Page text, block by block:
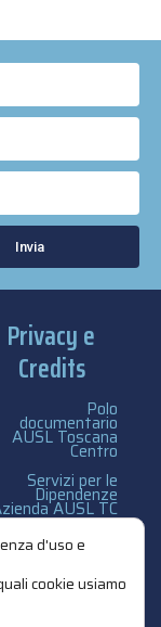
Invia
Privacy e
Credits
Polo
documentario
AUSL Toscana
Centro
Servizi per le
Dipendenze
AUSL TC
e cookie
d'uso e
cookie usiamo